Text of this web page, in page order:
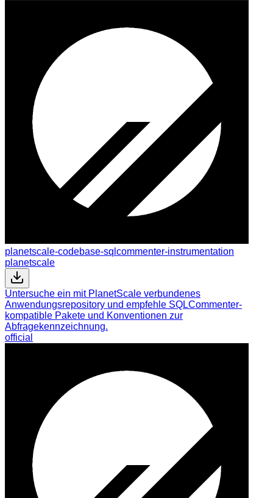
planetscale-codebase-sqlcommenter-instrumentation
planetscale
Untersuche ein mit PlanetScale verbundenes
Anwendungsrepository und empfehle SQLCommenter-
kompatible Pakete und Konventionen zur
Abfragekennzeichnung.
official